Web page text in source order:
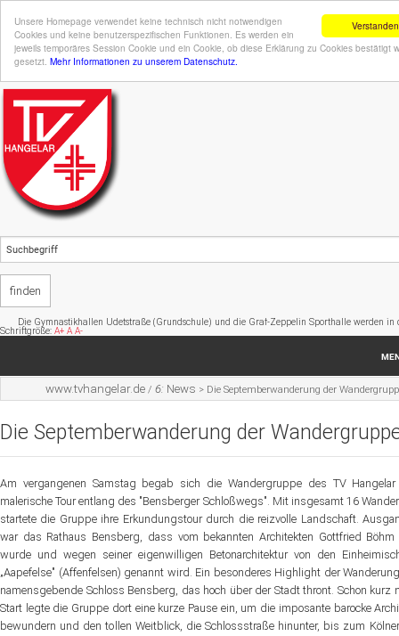
Verstanden
Unsere Homepage verwendet keine technisch nicht notwendigen
Cookies und keine benutzerspezifischen Funktionen. Es werden ein
jeweils temporäres Session Cookie und ein Cookie, ob diese Erklärung zu Cookies bestätigt
gesetzt. Mehr Informationen zu unserem Datenschutz.
Udetstraße (Grundschule) und die Graf-Zeppelin Sporthalle werden in den
Schriftgröße: A+ A A-
Startseite
Sportangebot
Verein
Website
News
www.tvhangelar.de / 6: News > Die Septemberwanderung der
Die Septemberwanderung der
Am vergangenen Samstag begab sich die Wandergruppe des TV
malerische Tour entlang des "Bensberger Schloßwegs". Mit insgesamt 16
startete die Gruppe ihre Erkundungstour durch die reizvolle Landschaft.
war das Rathaus Bensberg, dass vom bekannten Architekten Gottfried Böhm
wurde und wegen seiner eigenwilligen Betonarchitektur von den
„Aapefelse" (Affenfelsen) genannt wird. Ein besonderes Highlight der
namensgebende Schloss Bensberg, das hoch über der Stadt thront. Schon kurz
Start legte die Gruppe dort eine kurze Pause ein, um die imposante barocke
bewundern und den tollen Weitblick, die Schlossstraße hinunter, bis zum